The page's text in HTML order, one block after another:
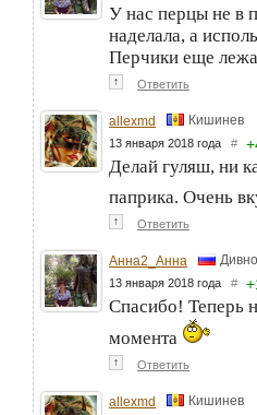
У нас перцы не в
наделала, а
Перчики еще
↑ Ответить
allexmd Кишинев
13 января 2018 года # +
Делай гуляш, ни
паприка. Очень
↑ Ответить
Анна2_Анна
13 января 2018 года # +
Спасибо! Теперь
момента
↑ Ответить
allexmd Кишинев